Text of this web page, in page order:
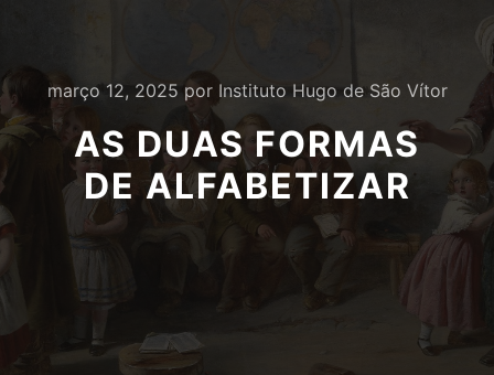
março 12, 2025 por Instituto Hugo de São Vítor
AS DUAS FORMAS
DE ALFABETIZAR